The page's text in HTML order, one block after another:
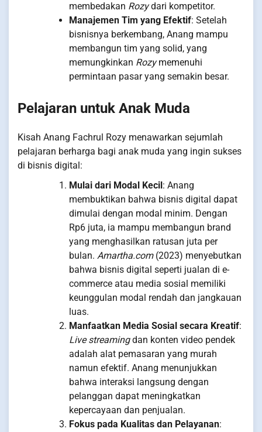
membedakan Rozydari kompetitor.
Manajemen Tim yang Efektif: Setelah
bisnisnya berkembang, Anang mampu
membangun tim yang solid, yang
memungkinkan Rozymemenuhi
permintaan pasar yang semakin besar.
Pelajaran untuk Anak Muda
Kisah Anang Fachrul Rozy menawarkan sejumlah
pelajaran berharga bagi anak muda yang ingin sukses
di bisnis digital:
Mulai dari Modal Kecil: Anang
membuktikan bahwa bisnis digital dapat
dimulai dengan modal minim. Dengan
Rp6 juta, ia mampu membangun brand
yang menghasilkan ratusan juta per
bulan. Amartha.com(2023) menyebutkan
bahwa bisnis digital seperti jualan di e-
commerce atau media sosial memiliki
keunggulan modal rendah dan jangkauan
luas.
Manfaatkan Media Sosial secara Kreatif:
Live streamingdan konten video pendek
adalah alat pemasaran yang murah
namun efektif. Anang menunjukkan
bahwa interaksi langsung dengan
pelanggan dapat meningkatkan
kepercayaan dan penjualan.
Fokus pada Kualitas dan Pelayanan: